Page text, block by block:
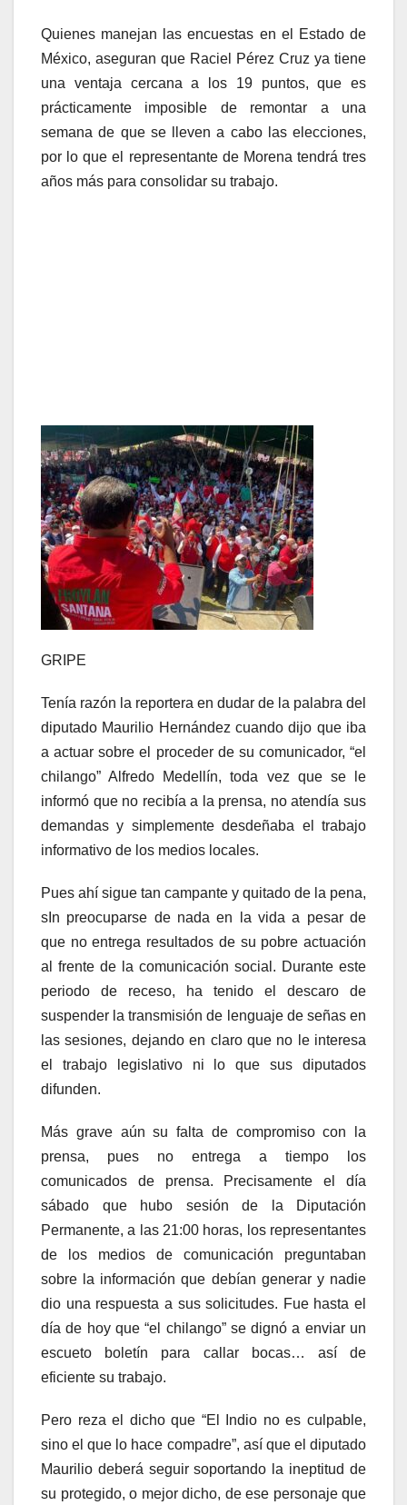
Quienes manejan las encuestas en el Estado de
México, aseguran que Raciel Pérez Cruz ya tiene
una ventaja cercana a los 19 puntos, que es
prácticamente imposible de remontar a una
semana de que se lleven a cabo las elecciones,
por lo que el representante de Morena tendrá tres
años más para consolidar su trabajo.
GRIPE
Tenía razón la reportera en dudar de la palabra del
diputado Maurilio Hernández cuando dijo que iba
a actuar sobre el proceder de su comunicador, “el
chilango” Alfredo Medellín, toda vez que se le
informó que no recibía a la prensa, no atendía sus
demandas y simplemente desdeñaba el trabajo
informativo de los medios locales.
Pues ahí sigue tan campante y quitado de la pena,
sIn preocuparse de nada en la vida a pesar de
que no entrega resultados de su pobre actuación
al frente de la comunicación social. Durante este
periodo de receso, ha tenido el descaro de
suspender la transmisión de lenguaje de señas en
las sesiones, dejando en claro que no le interesa
el trabajo legislativo ni lo que sus diputados
difunden.
Más grave aún su falta de compromiso con la
prensa, pues no entrega a tiempo los
comunicados de prensa. Precisamente el día
sábado que hubo sesión de la Diputación
Permanente, a las 21:00 horas, los representantes
de los medios de comunicación preguntaban
sobre la información que debían generar y nadie
dio una respuesta a sus solicitudes. Fue hasta el
día de hoy que “el chilango” se dignó a enviar un
escueto boletín para callar bocas… así de
eficiente su trabajo.
Pero reza el dicho que “El Indio no es culpable,
sino el que lo hace compadre”, así que el diputado
Maurilio deberá seguir soportando la ineptitud de
su protegido, o mejor dicho, de ese personaje que